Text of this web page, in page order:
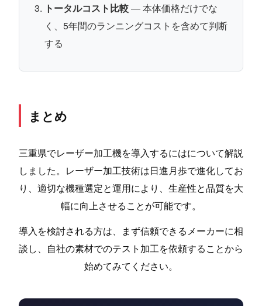
トータルコスト比較— 本体価格だけでな
く、5年間のランニングコストを含めて判断
する
まとめ
三重県でレーザー加工機を導入するにはについて解説
しました。レーザー加工技術は日進月歩で進化してお
り、適切な機種選定と運用により、生産性と品質を大
幅に向上させることが可能です。
導入を検討される方は、まず信頼できるメーカーに相
談し、自社の素材でのテスト加工を依頼することから
始めてみてください。